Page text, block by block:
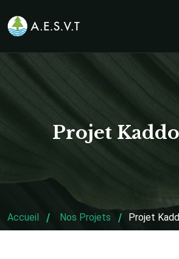
Projet
Accueil Nos Projets Projet